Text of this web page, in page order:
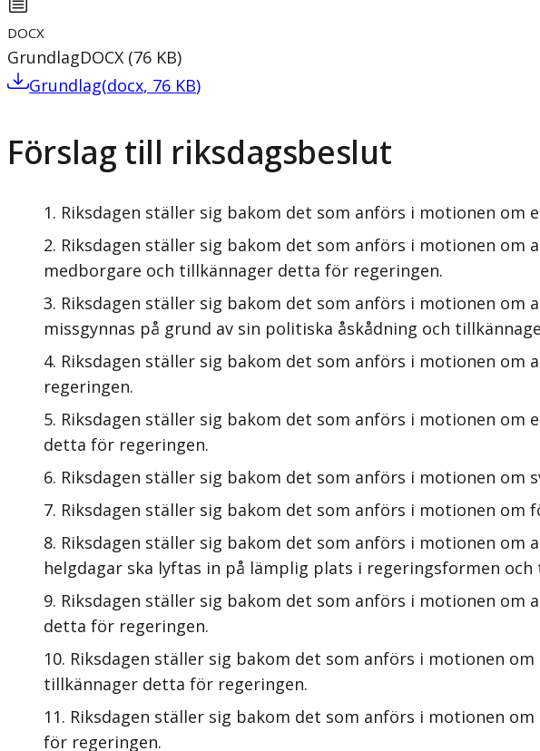
DOCX
GrundlagDOCX (76 KB)
Grundlag(docx, 76 KB)
Förslag till riksdagsbeslut
Riksdagen ställer sig bakom det som anförs i motionen
Riksdagen ställer sig bakom det som anförs i motionen
medborgare och tillkännager detta för regeringen.
Riksdagen ställer sig bakom det som anförs i motionen
missgynnas på grund av sin politiska åskådning och
Riksdagen ställer sig bakom det som anförs i motionen
regeringen.
Riksdagen ställer sig bakom det som anförs i motionen
detta för regeringen.
Riksdagen ställer sig bakom det som anförs i motionen
Riksdagen ställer sig bakom det som anförs i motionen
Riksdagen ställer sig bakom det som anförs i motionen om
helgdagar ska lyftas in på lämplig plats i regeringsformen
Riksdagen ställer sig bakom det som anförs i motionen
detta för regeringen.
Riksdagen ställer sig bakom det som anförs i motionen
tillkännager detta för regeringen.
Riksdagen ställer sig bakom det som anförs i motionen
för regeringen.